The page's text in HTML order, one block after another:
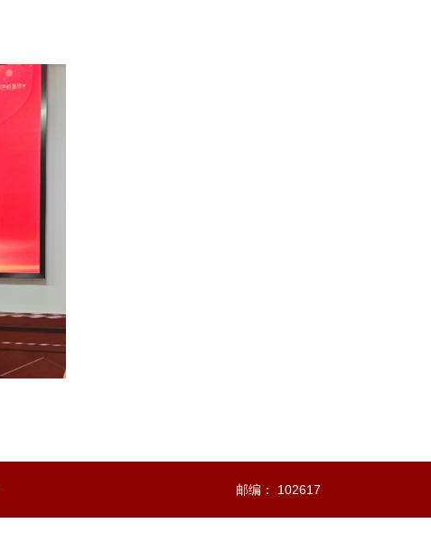
邮编： 102617